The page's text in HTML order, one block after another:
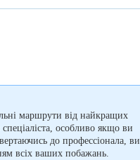
маршрути від найкращих
особливо якщо ви
до профессіонала, ви
всіх ваших побажань.